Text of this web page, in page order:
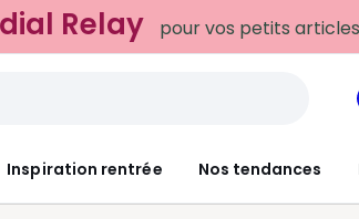
Inspiration rentrée Nos tendances